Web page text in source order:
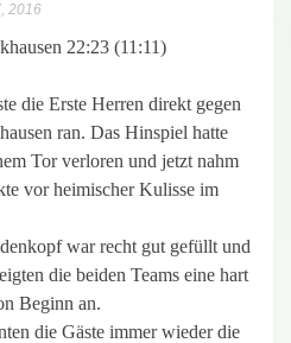
2016
22:23 (11:11)
die Erste Herren direkt gegen
ran. Das Hinspiel hatte
Tor verloren und jetzt nahm
vor heimischer Kulisse im
war recht gut gefüllt und
die beiden Teams eine hart
Beginn an.
die Gäste immer wieder die